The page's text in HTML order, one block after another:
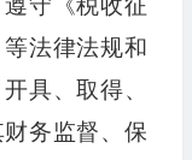
守《税收征
法律法规和
具、取得、
务监督、保